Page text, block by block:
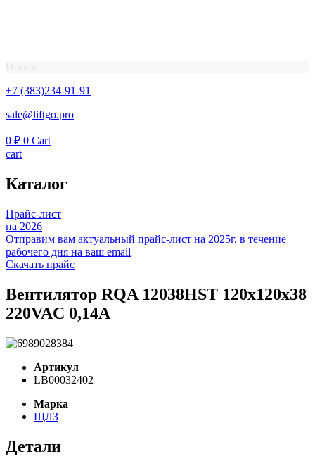
+7 (383)234-91-91
sale@liftgo.pro
0 ₽ 0 Cart
cart
Каталог
Прайс-лист
на 2026
Отправим вам актуальный прайс-лист на 2025г. в течение
рабочего дня на ваш email
Скачать прайс
Вентилятор RQA 12038HST 120х120х38
220VAC 0,14А
Артикул
LB00032402
Марка
ЩЛЗ
Детали